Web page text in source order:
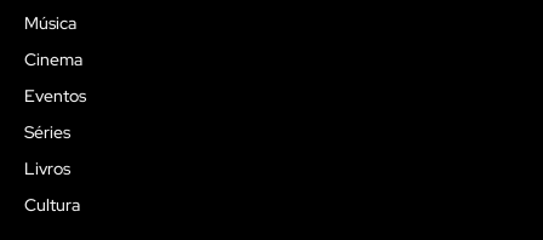
Música
Cinema
Eventos
Séries
Livros
Cultura